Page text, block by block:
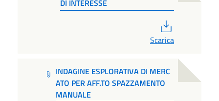
DI INTERESSE
Scarica
INDAGINE ESPLORATIVA DI MERC
ATO PER AFF.TO SPAZZAMENTO
MANUALE